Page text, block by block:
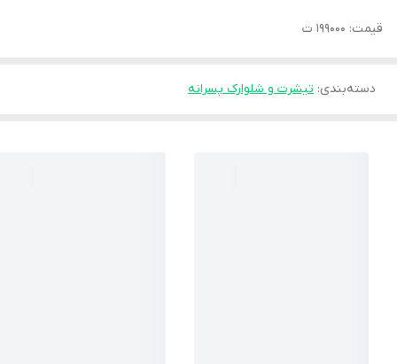
قیمت: 199000 ت
دسته‌بندی: تیشرت و شلوارک پسرانه